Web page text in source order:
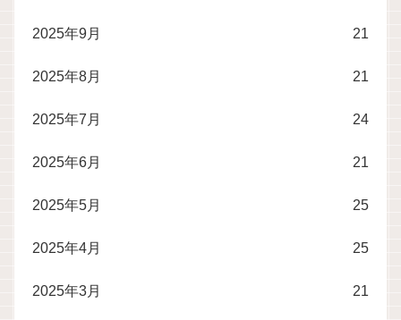
2025年9月 21
2025年8月 21
2025年7月 24
2025年6月 21
2025年5月 25
2025年4月 25
2025年3月 21